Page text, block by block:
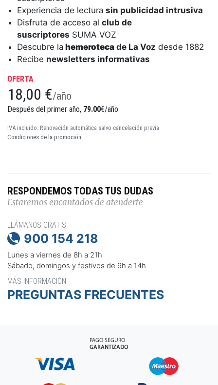
Experiencia de lectura sin publicidad intrusiva
Disfruta de acceso al club de
suscriptores SUMA VOZ
Descubre la hemeroteca de La Voz desde 1882
Recibe newsletters informativas
OFERTA
18,00 €/año
Después del primer año, 79.00€/año
IVA incluido. Renovación automática salvo cancelación previa
Condiciones de la promoción
RESPONDEMOS TODAS TUS DUDAS
Estaremos encantados de atenderte
LLÁMANOS GRATIS
 900 154 218
Lunes a viernes de 8h a 21h
Sábado, domingos y festivos de 9h a 14h
MÁS INFORMACIÓN
PREGUNTAS FRECUENTES